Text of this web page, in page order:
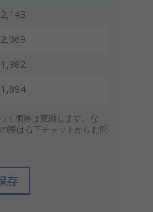
2,143
2,069
1,982
1,894
て価格は変動します。な
際は右下チャットからお問
存